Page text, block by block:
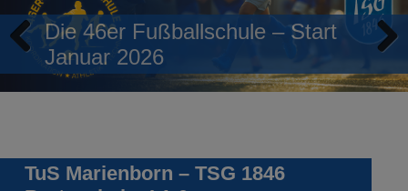
Die 46er Fußballschule – Start
Januar 2026
Previous
TuS Marienborn – TSG 1846